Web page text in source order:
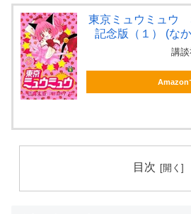
東京ミュウミュウ
記念版（１） (な
講談
Amazon
目次